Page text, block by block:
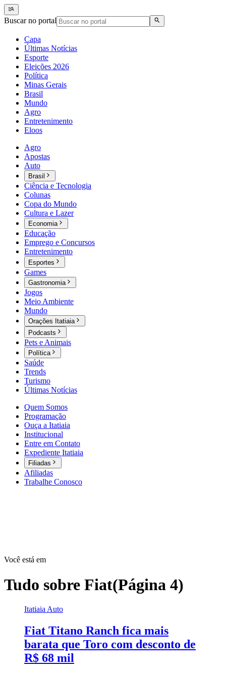
Buscar no portal
Capa
Últimas Notícias
Esporte
Eleições 2026
Política
Minas Gerais
Brasil
Mundo
Agro
Entretenimento
Eloos
Agro
Apostas
Auto
Brasil
Ciência e Tecnologia
Colunas
Copa do Mundo
Cultura e Lazer
Economia
Educação
Emprego e Concursos
Entretenimento
Esportes
Games
Gastronomia
Jogos
Meio Ambiente
Mundo
Orações Itatiaia
Podcasts
Pets e Animais
Política
Saúde
Trends
Turismo
Últimas Notícias
Quem Somos
Programação
Ouça a Itatiaia
Institucional
Entre em Contato
Expediente Itatiaia
Filiadas
Afiliadas
Trabalhe Conosco
Você está em
Tudo sobre Fiat(Página 4)
Itatiaia Auto
Fiat Titano Ranch fica mais
barata que Toro com desconto de
R$ 68 mil